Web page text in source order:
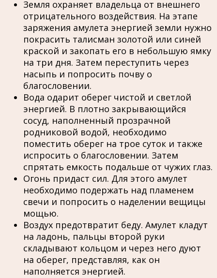
Земля охраняет владельца от внешнего
отрицательного воздействия. На этапе
заряжения амулета энергией земли нужно
покрасить талисман золотой или синей
краской и закопать его в небольшую ямку
на три дня. Затем переступить через
насыпь и попросить почву о
благословении.
Вода одарит оберег чистой и светлой
энергией. В плотно закрывающийся
сосуд, наполненный прозрачной
родниковой водой, необходимо
поместить оберег на трое суток и также
испросить о благословении. Затем
спрятать емкость подальше от чужих глаз.
Огонь придаст сил. Для этого амулет
необходимо подержать над пламенем
свечи и попросить о наделении вещицы
мощью.
Воздух предотвратит беду. Амулет кладут
на ладонь, пальцы второй руки
складывают кольцом и через него дуют
на оберег, представляя, как он
наполняется энергией.